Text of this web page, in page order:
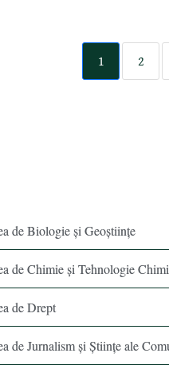
1 2
de Biologie și Geoștiințe
de Chimie şi Tehnologie
de Drept
de Jurnalism şi Ştiinţe ale